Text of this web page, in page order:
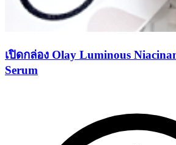
เปิดกล่อง Olay Luminous
Serum